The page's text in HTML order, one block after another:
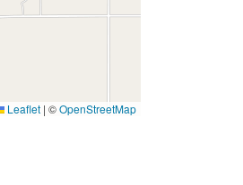
Leaflet | ©OpenStreetMap